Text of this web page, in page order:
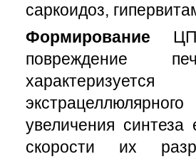
саркоидоз,
Формирование ЦП
повреждение
увеличения
скорости их